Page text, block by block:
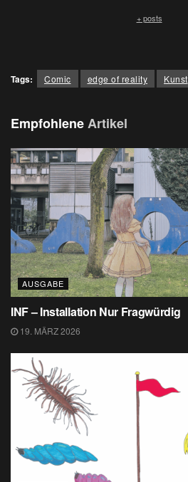
+ posts
Tags: Comic edge of reality Kunst
EmpfohleneArtikel
AUSGABE
INF – Installation Nur Fragwürdig
19. MÄRZ 2026